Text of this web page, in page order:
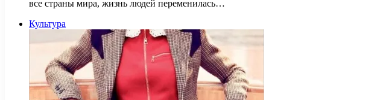
все страны мира, жизнь людей переменилась…
Культура